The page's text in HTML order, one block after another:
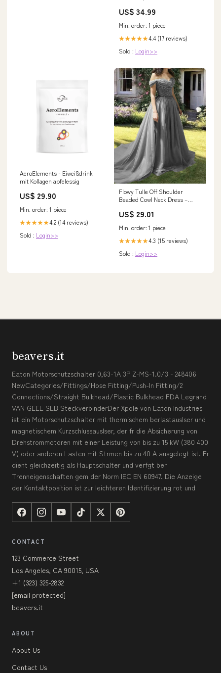
US$ 34.99
Min. order: 1 piece
★★★★★4.4 (17 reviews)
Sold : Login>>
AeroElements - Eiweißdrink
mit Kollagen apfelessig
US$ 29.90
Min. order: 1 piece
★★★★★4.2 (14 reviews)
Sold : Login>>
Flowy Tulle Off Shoulder
Beaded Cowl Neck Dress –
US$ 29.01
Min. order: 1 piece
★★★★★4.3 (15 reviews)
Sold : Login>>
beavers.it
Eaton Motorschutzschalter 0,63-1A 3P Z-MS-1.0/3 - 248406
NewCategories/Fittings/Hose Fitting/Push-In Fitting/2
Connections/Straight Bulkhead/Plastic Bulkhead FDA Legrand
VAN GEEL SLB SteckverbinderDer Xpole von Eaton Industries
ist ein Motorschutzschalter mit thermischem berlastauslser und
magnetischem Kurzschlussauslser, der fr die Absicherung von
Drehstrommotoren mit einer Leistung von bis zu 15 kW (380 400
V) oder anderen Lasten mit Strmen bis zu 40 A ausgelegt ist. Er
dient gleichzeitig als Hauptschalter und verfgt ber
Trenneigenschaften gem der Norm IEC EN 60947. Die Anzeige
der Kontaktposition ist zur leichteren Identifizierung rot und
CONTACT
123 Commerce Street
Los Angeles, CA 90015, USA
+1 (323) 325-2832
[email protected]
beavers.it
ABOUT
About Us
Contact Us